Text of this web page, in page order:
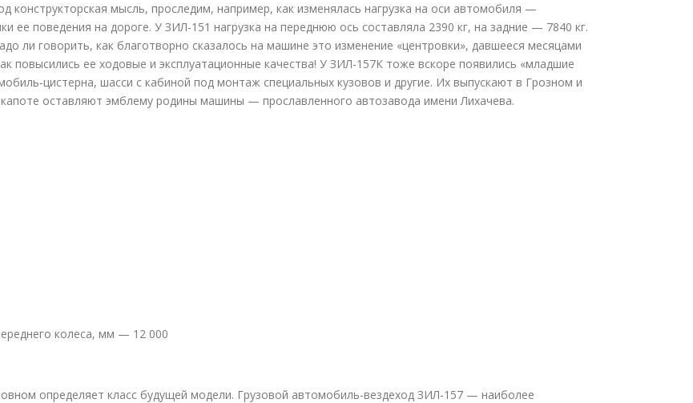
конструкторская мысль, проследим, например, как изменялась нагрузка на оси автомобиля —
ее поведения на дороге. У ЗИЛ-151 нагрузка на переднюю ось составляла 2390 кг, на задние — 7840 кг.
ли говорить, как благотворно сказалось на машине это изменение «центровки», давшееся месяцами
повысились ее ходовые и эксплуатационные качества! У ЗИЛ-157К тоже вскоре появились «младшие
цистерна, шасси с кабиной под монтаж специальных кузовов и другие. Их выпускают в Грозном и
оставляют эмблему родины машины — прославленного автозавода имени Лихачева.
колеса, мм — 12 000
определяет класс будущей модели. Грузовой автомобиль-вездеход ЗИЛ-157 — наиболее